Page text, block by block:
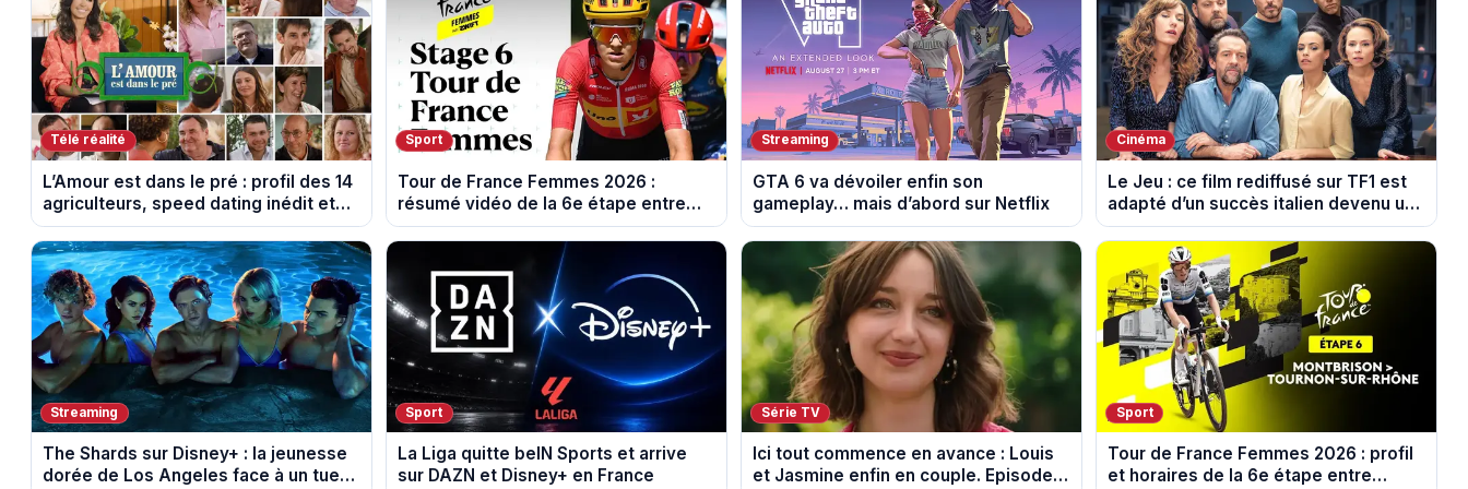
Télé réalité
L’Amour est dans le pré : profil des 14
agriculteurs, speed dating inédit et
de nouvelles histoires d’amour
Sport
Tour de France Femmes 2026 :
résumé vidéo de la 6e étape entre
Montbrison et Tournon-sur-Rhône
Streaming
GTA 6 va dévoiler enfin son
gameplay… mais d’abord sur Netflix
Cinéma
Le Jeu : ce film rediffusé sur TF1 est
adapté d’un succès italien devenu un
phénomène mondial
Streaming
The Shards sur Disney+ : la jeunesse
dorée de Los Angeles face à un tueur
Sport
La Liga quitte beIN Sports et arrive
sur DAZN et Disney+ en France
Série TV
Ici tout commence en avance : Louis
et Jasmine enfin en couple. Episode
Sport
Tour de France Femmes 2026 : profil
et horaires de la 6e étape entre